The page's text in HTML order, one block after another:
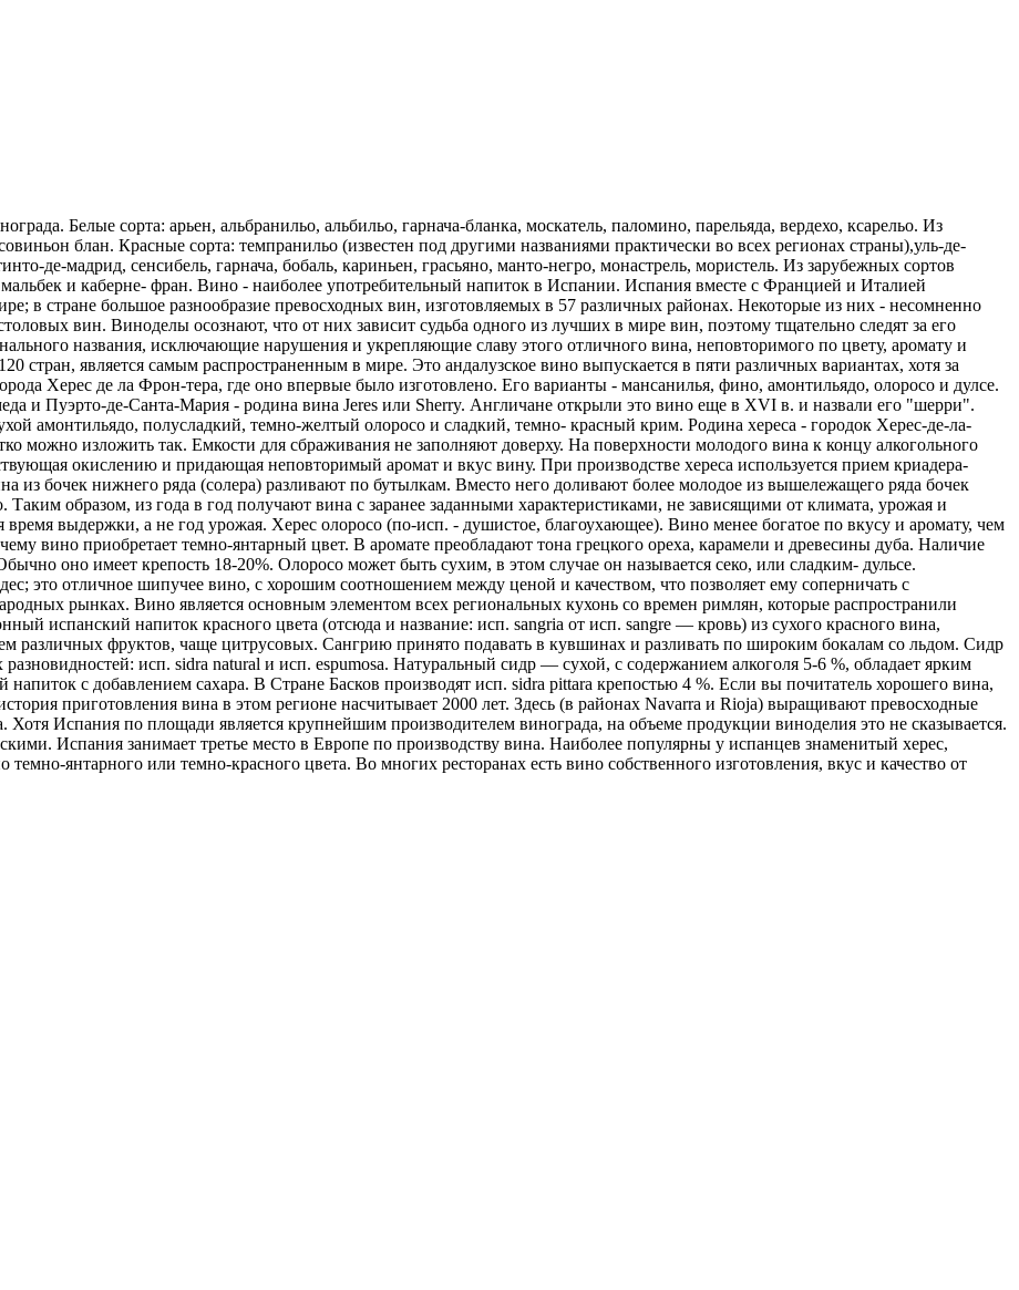
Белые сорта: арьен, альбранильо, альбильо, гарнача-бланка, москатель, паломино, парельяда, вердехо, ксарельо. Из
блан. Красные сорта: темпранильо (известен под другими названиями практически во всех регионах страны),уль-де-
де-мадрид, сенсибель, гарнача, бобаль, кариньен, грасьяно, манто-негро, монастрель, мористель. Из зарубежных сортов
и каберне- фран. Вино - наиболее употребительный напиток в Испании. Испания вместе с Францией и Италией
в стране большое разнообразие превосходных вин, изготовляемых в 57 различных районах. Некоторые из них - несомненно
вин. Виноделы осознают, что от них зависит судьба одного из лучших в мире вин, поэтому тщательно следят за его
названия, исключающие нарушения и укрепляющие славу этого отличного вина, неповторимого по цвету, аромату и
стран, является самым распространенным в мире. Это андалузское вино выпускается в пяти различных вариантах, хотя за
Херес де ла Фрон-тера, где оно впервые было изготовлено. Его варианты - мансанилья, фино, амонтильядо, олоросо и дулсе.
и Пуэрто-де-Санта-Мария - родина вина Jeres или Sherry. Англичане открыли это вино еще в XVI в. и назвали его "шерри".
амонтильядо, полусладкий, темно-желтый олоросо и сладкий, темно- красный крим. Родина хереса - городок Херес-де-ла-
можно изложить так. Емкости для сбраживания не заполняют доверху. На поверхности молодого вина к концу алкогольного
окислению и придающая неповторимый аромат и вкус вину. При производстве хереса используется прием криадера-
из бочек нижнего ряда (солера) разливают по бутылкам. Вместо него доливают более молодое из вышележащего ряда бочек
образом, из года в год получают вина с заранее заданными характеристиками, не зависящими от климата, урожая и
время выдержки, а не год урожая. Херес олоросо (по-исп. - душистое, благоухающее). Вино менее богатое по вкусу и аромату, чем
вино приобретает темно-янтарный цвет. В аромате преобладают тона грецкого ореха, карамели и древесины дуба. Наличие
оно имеет крепость 18-20%. Олоросо может быть сухим, в этом случае он называется секо, или сладким- дульсе.
это отличное шипучее вино, с хорошим соотношением между ценой и качеством, что позволяет ему соперничать с
рынках. Вино является основным элементом всех региональных кухонь со времен римлян, которые распространили
испанский напиток красного цвета (отсюда и название: исп. sangria от исп. sangre — кровь) из сухого красного вина,
различных фруктов, чаще цитрусовых. Сангрию принято подавать в кувшинах и разливать по широким бокалам со льдом. Сидр
исп. sidra natural и исп. espumosa. Натуральный сидр — сухой, с содержанием алкоголя 5-6 %, обладает ярким
с добавлением сахара. В Стране Басков производят исп. sidra pittara крепостью 4 %. Если вы почитатель хорошего вина,
приготовления вина в этом регионе насчитывает 2000 лет. Здесь (в районах Navarra и Rioja) выращивают превосходные
Хотя Испания по площади является крупнейшим производителем винограда, на объеме продукции виноделия это не сказывается.
Испания занимает третье место в Европе по производству вина. Наиболее популярны у испанцев знаменитый херес,
янтарного или темно-красного цвета. Во многих ресторанах есть вино собственного изготовления, вкус и качество от